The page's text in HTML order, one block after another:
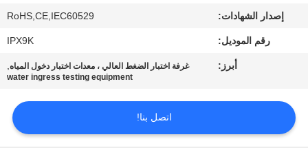
أخبار
اطلب
إصدار الشهادات: RoHS,CE,IEC60529
رقم الموديل: IPX9K
أبرز: غرفة اختبار الضغط العالي ، معدات اختبار دخول المياه,
water ingress testing equipment
اتصل بنا!